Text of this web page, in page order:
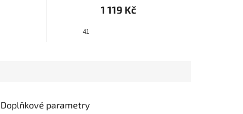
1 119 Kč
41
Doplňkové parametry